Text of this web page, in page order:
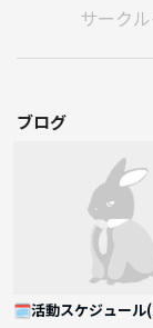
サーク
ブログ
🗓️活動スケジュール